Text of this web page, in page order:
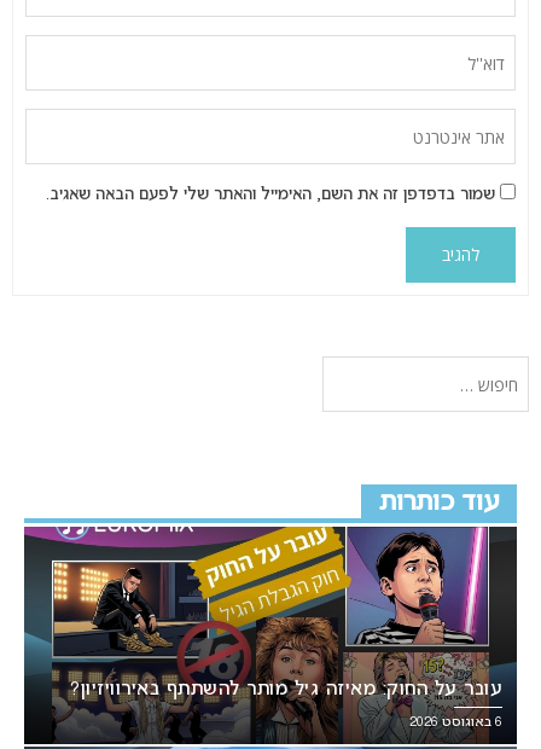
שמור בדפדפן זה את השם, האימייל והאתר שלי לפעם הבאה שאגיב.
עוד כותרות
עובר על החוק: מאיזה גיל מותר להשתתף באירוויזיון?
6 באוגוסט 2026